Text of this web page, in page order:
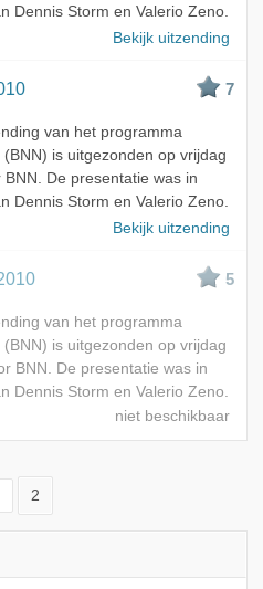
Dennis Storm en Valerio Zeno.
Bekijk uitzending
7
van het programma
(BNN) is uitgezonden op vrijdag
BNN. De presentatie was in
Dennis Storm en Valerio Zeno.
Bekijk uitzending
5
van het programma
(BNN) is uitgezonden op vrijdag
BNN. De presentatie was in
Dennis Storm en Valerio Zeno.
2